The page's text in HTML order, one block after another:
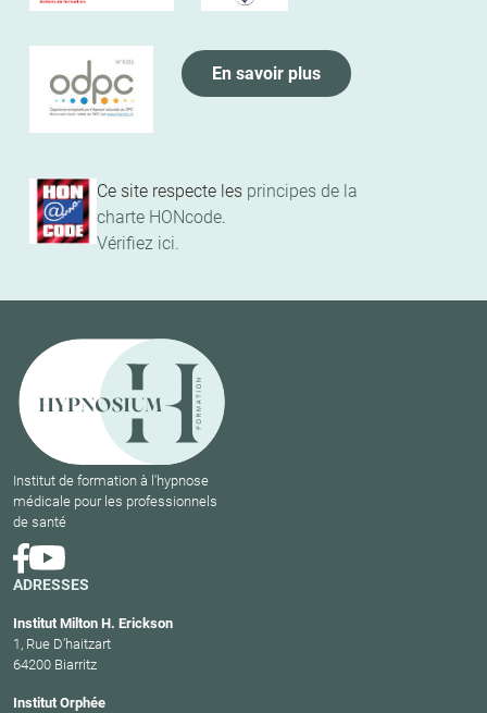
Ce site respecte les principes de la
charte HONcode.
Vérifiez ici.
En savoir plus
Institut de formation à l'hypnose
médicale pour les professionnels
de santé
ADRESSES
Institut Milton H. Erickson
1, Rue D’haitzart
64200 Biarritz
Institut Orphée